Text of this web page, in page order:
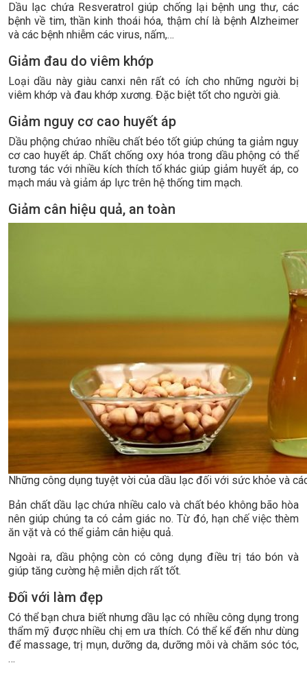
Dầu lạc chứa Resveratrol giúp chống lại bệnh ung thư, các
bệnh về tim, thần kinh thoái hóa, thậm chí là bệnh Alzheimer
và các bệnh nhiễm các virus, nấm,…
Giảm đau do viêm khớp
Loại dầu này giàu canxi nên rất có ích cho những người bị
viêm khớp và đau khớp xương. Đặc biệt tốt cho người già.
Giảm nguy cơ cao huyết áp
Dầu phộng chứao nhiều chất béo tốt giúp chúng ta giảm nguy
cơ cao huyết áp. Chất chống oxy hóa trong dầu phộng có thể
tương tác với nhiều kích thích tố khác giúp giảm huyết áp, co
mạch máu và giảm áp lực trên hệ thống tim mạch.
Giảm cân hiệu quả, an toàn
Những công dụng tuyệt vời của dầu lạc đối với sức khỏe và
Bản chất dầu lạc chứa nhiều calo và chất béo không bão hòa
nên giúp chúng ta có cảm giác no. Từ đó, hạn chế việc thèm
ăn vặt và có thể giảm cân hiệu quả.
Ngoài ra, dầu phộng còn có công dụng điều trị táo bón và
giúp tăng cường hệ miễn dịch rất tốt.
Đối với làm đẹp
Có thể bạn chưa biết nhưng dầu lạc có nhiều công dụng trong
thẩm mỹ được nhiều chị em ưa thích. Có thể kể đến như dùng
để massage, trị mụn, dưỡng da, dưỡng môi và chăm sóc tóc,
…